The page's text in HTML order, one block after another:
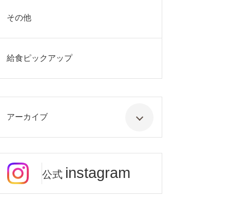
その他
給食ピックアップ
アーカイブ
公式 instagram